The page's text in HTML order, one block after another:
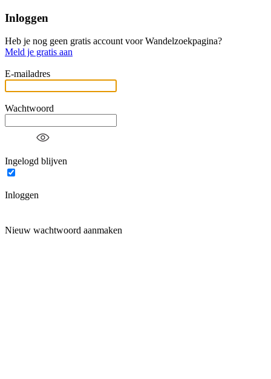
Inloggen
Heb je nog geen gratis account voor Wandelzoekpagina?
Meld je gratis aan
E-mailadres
Wachtwoord
Ingelogd blijven
Inloggen
Nieuw wachtwoord aanmaken